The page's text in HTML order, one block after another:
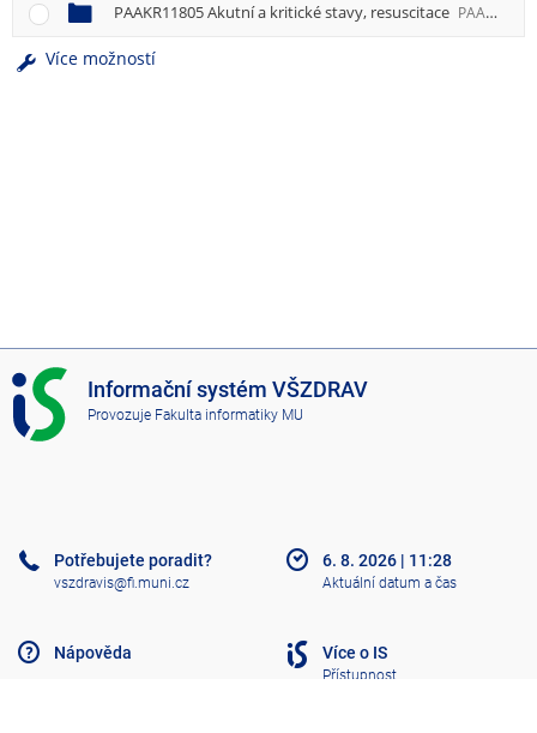
PAAKR11805 Akutní a kritické stavy, resuscitace PAAKR11805
Více možností
I
S
V
A
Informační systém VŠZDRAV
Provozuje Fakulta informatiky MU
Potřebujete poradit?
vszdravis@fi.muni.cz
Nápověda
6. 8. 2026 | 11:28
Aktuální datum a čas
Více o IS
Přístupnost